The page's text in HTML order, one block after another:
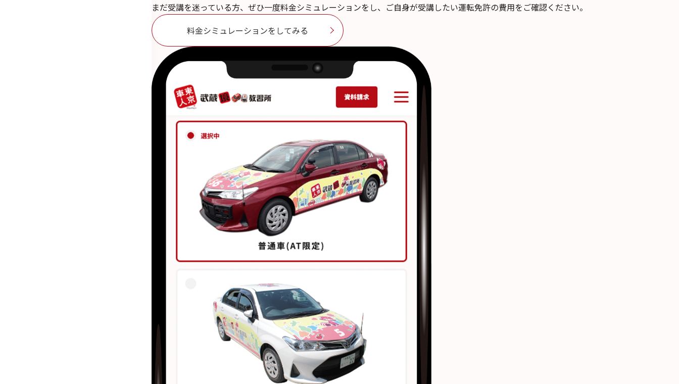
まだ受講を迷っている方、ぜひ一度料金シミュレーションをし、ご自身が受講したい運転免許の費用をご確認ください。
料金シミュレーションをしてみる